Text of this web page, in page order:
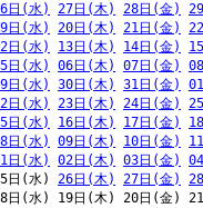
日(水) 27日(木) 28日(金)
日(水) 20日(木) 21日(金)
日(水) 13日(木) 14日(金)
日(水) 06日(木) 07日(金)
日(水) 30日(木) 31日(金)
日(水) 23日(木) 24日(金)
日(水) 16日(木) 17日(金)
日(水) 09日(木) 10日(金)
日(水) 02日(木) 03日(金)
日(水) 26日(木) 27日(金)
日(水) 19日(木) 20日(金)